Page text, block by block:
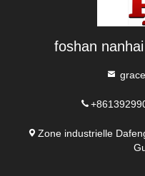
foshan
Zone industrielle